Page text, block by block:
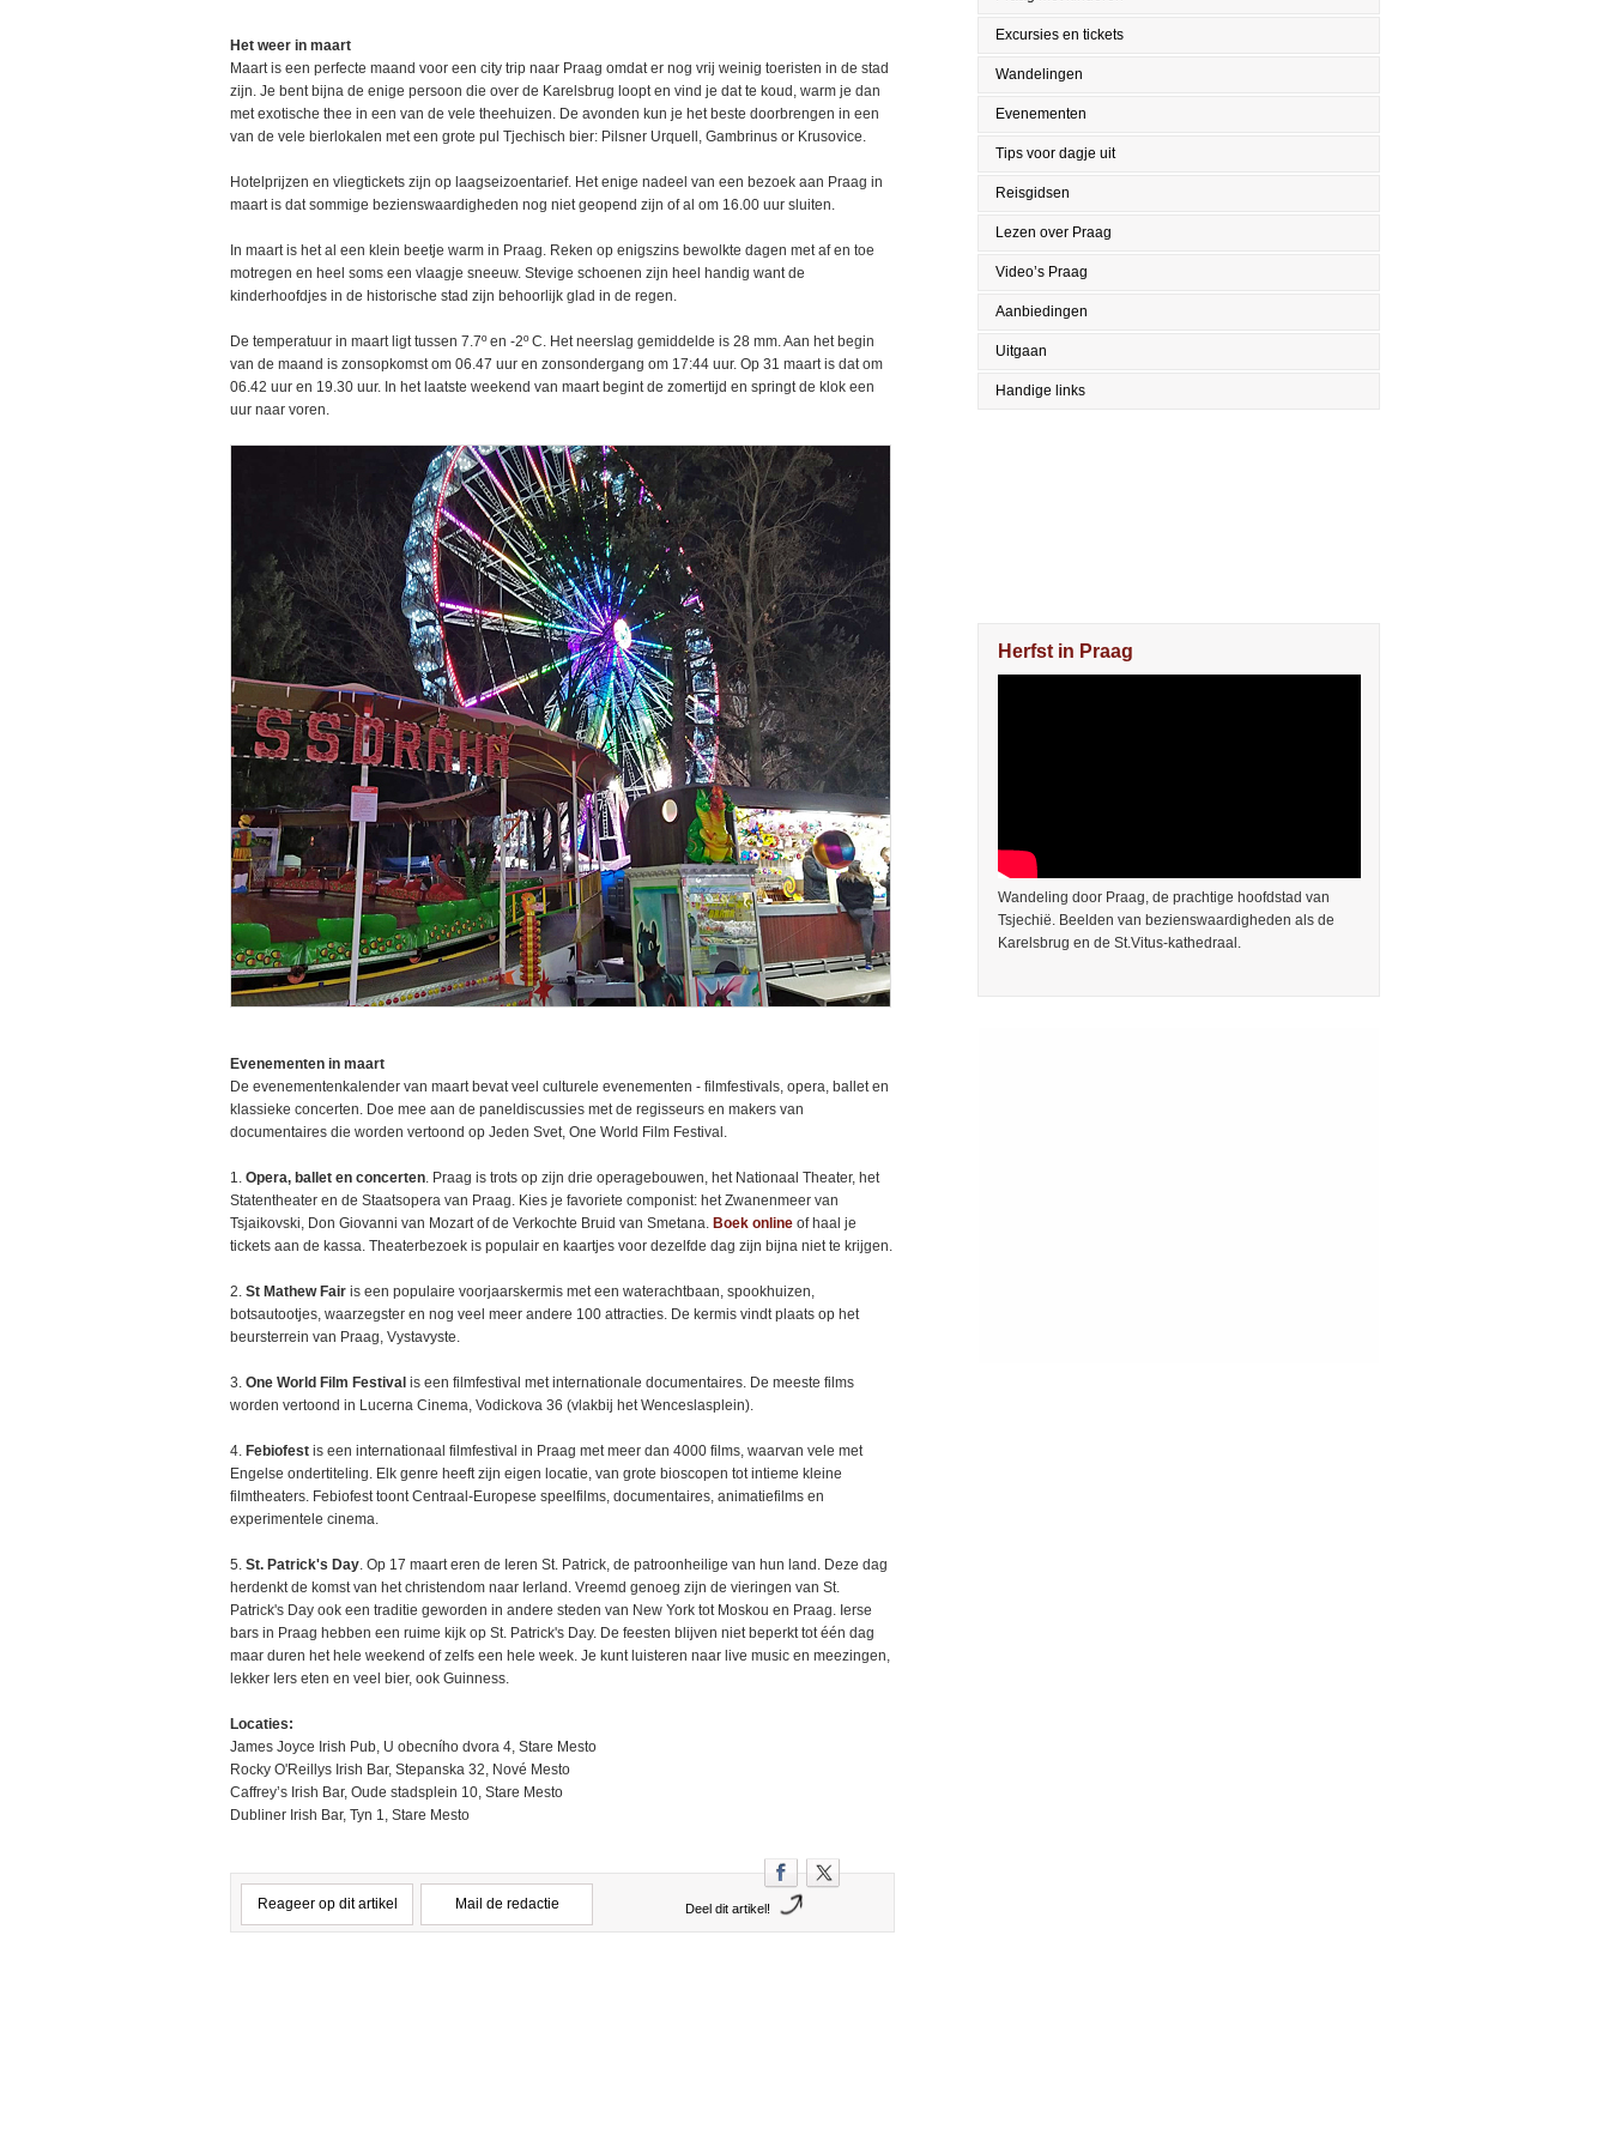
Het weer in maart
Maart is een perfecte maand voor een city trip naar Praag omdat er nog vrij weinig toeristen in de stad
zijn. Je bent bijna de enige persoon die over de Karelsbrug loopt en vind je dat te koud, warm je dan
met exotische thee in een van de vele theehuizen. De avonden kun je het beste doorbrengen in een
van de vele bierlokalen met een grote pul Tjechisch bier: Pilsner Urquell, Gambrinus or Krusovice.
Hotelprijzen en vliegtickets zijn op laagseizoentarief. Het enige nadeel van een bezoek aan Praag in
maart is dat sommige bezienswaardigheden nog niet geopend zijn of al om 16.00 uur sluiten.
In maart is het al een klein beetje warm in Praag. Reken op enigszins bewolkte dagen met af en toe
motregen en heel soms een vlaagje sneeuw. Stevige schoenen zijn heel handig want de
kinderhoofdjes in de historische stad zijn behoorlijk glad in de regen.
De temperatuur in maart ligt tussen 7.7º en -2º C. Het neerslag gemiddelde is 28 mm. Aan het begin
van de maand is zonsopkomst om 06.47 uur en zonsondergang om 17:44 uur. Op 31 maart is dat om
06.42 uur en 19.30 uur. In het laatste weekend van maart begint de zomertijd en springt de klok een
uur naar voren.
Evenementen in maart
De evenementenkalender van maart bevat veel culturele evenementen - filmfestivals, opera, ballet en
klassieke concerten. Doe mee aan de paneldiscussies met de regisseurs en makers van
documentaires die worden vertoond op Jeden Svet, One World Film Festival.
1. Opera, ballet en concerten. Praag is trots op zijn drie operagebouwen, het Nationaal Theater, het
Statentheater en de Staatsopera van Praag. Kies je favoriete componist: het Zwanenmeer van
Tsjaikovski, Don Giovanni van Mozart of de Verkochte Bruid van Smetana. Boek online of haal je
tickets aan de kassa. Theaterbezoek is populair en kaartjes voor dezelfde dag zijn bijna niet te krijgen.
2. St Mathew Fair is een populaire voorjaarskermis met een waterachtbaan, spookhuizen,
botsautootjes, waarzegster en nog veel meer andere 100 attracties. De kermis vindt plaats op het
beursterrein van Praag, Vystavyste.
3. One World Film Festival is een filmfestival met internationale documentaires. De meeste films
worden vertoond in Lucerna Cinema, Vodickova 36 (vlakbij het Wenceslasplein).
4. Febiofest is een internationaal filmfestival in Praag met meer dan 4000 films, waarvan vele met
Engelse ondertiteling. Elk genre heeft zijn eigen locatie, van grote bioscopen tot intieme kleine
filmtheaters. Febiofest toont Centraal-Europese speelfilms, documentaires, animatiefilms en
experimentele cinema.
5. St. Patrick's Day. Op 17 maart eren de Ieren St. Patrick, de patroonheilige van hun land. Deze dag
herdenkt de komst van het christendom naar Ierland. Vreemd genoeg zijn de vieringen van St.
Patrick's Day ook een traditie geworden in andere steden van New York tot Moskou en Praag. Ierse
bars in Praag hebben een ruime kijk op St. Patrick's Day. De feesten blijven niet beperkt tot één dag
maar duren het hele weekend of zelfs een hele week. Je kunt luisteren naar live music en meezingen,
lekker Iers eten en veel bier, ook Guinness.
Locaties:
James Joyce Irish Pub, U obecního dvora 4, Stare Mesto
Rocky O'Reillys Irish Bar, Stepanska 32, Nové Mesto
Caffrey’s Irish Bar, Oude stadsplein 10, Stare Mesto
Dubliner Irish Bar, Tyn 1, Stare Mesto
Reageer op dit artikel Mail de redactie Deel dit artikel!
Excursies en tickets
Wandelingen
Evenementen
Tips voor dagje uit
Reisgidsen
Lezen over Praag
Video’s Praag
Aanbiedingen
Uitgaan
Handige links
Herfst in Praag
Wandeling door Praag, de prachtige hoofdstad van
Tsjechië. Beelden van bezienswaardigheden als de
Karelsbrug en de St.Vitus-kathedraal.